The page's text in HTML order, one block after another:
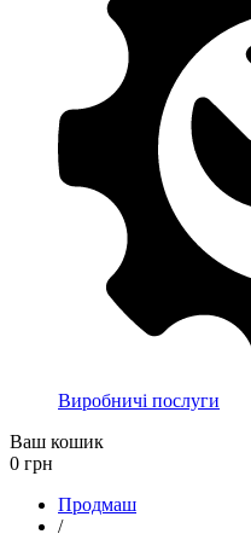
Виробничі послуги
Ваш кошик
0 грн
Продмаш
/